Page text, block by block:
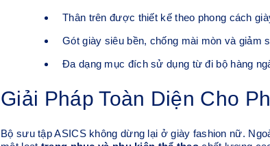
Thân trên được thiết kế theo phong cách
Gót giày siêu bền, chống mài mòn và giảm
Đa dạng mục đích sử dụng từ đi bộ hàng
Giải Pháp Toàn Diện Cho
Bộ sưu tập ASICS không dừng lại ở giày fashion nữ.